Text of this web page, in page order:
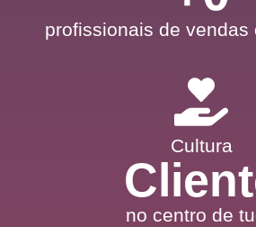
profissionais de vendas
Cultura
no centro de